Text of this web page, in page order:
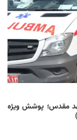
مشهد مقدس؛ پوشش ویژه